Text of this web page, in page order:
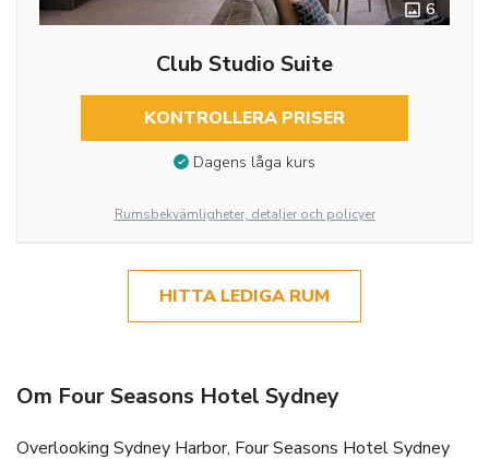
6
Club Studio Suite
KONTROLLERA PRISER
Dagens låga kurs
Rumsbekvämligheter, detaljer och policyer
HITTA LEDIGA RUM
Om Four Seasons Hotel Sydney
Overlooking Sydney Harbor, Four Seasons Hotel Sydney